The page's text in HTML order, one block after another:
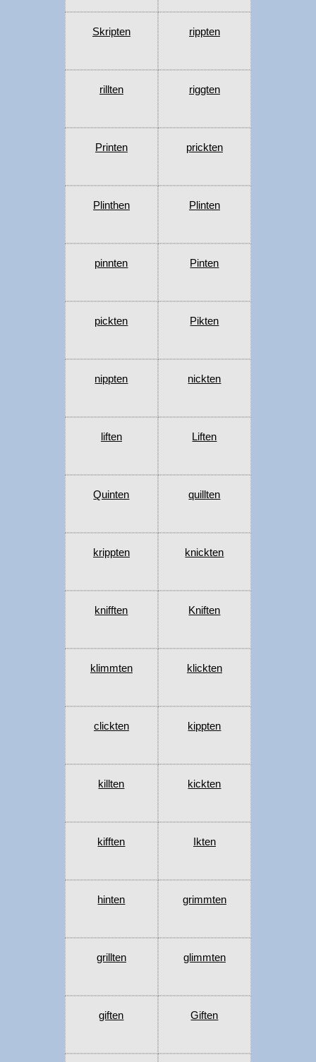
Skripten rippten
rillten riggten
Printen prickten
Plinthen Plinten
pinnten Pinten
pickten Pikten
nippten nickten
liften Liften
Quinten quillten
krippten knickten
knifften Kniften
klimmten klickten
clickten kippten
killten kickten
kifften Ikten
hinten grimmten
grillten glimmten
giften Giften